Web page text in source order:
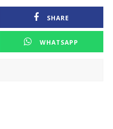
SHARE
WHATSAPP